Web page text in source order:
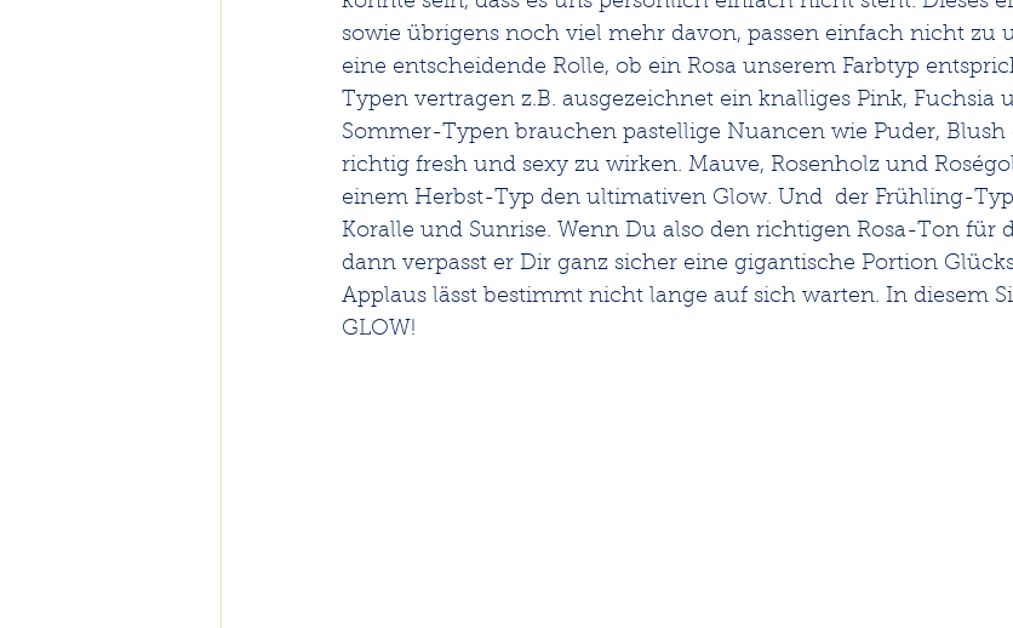
sowie übrigens noch viel mehr davon, passen einfach nicht zu
eine entscheidende Rolle, ob ein Rosa unserem Farbtyp
Typen vertragen z.B. ausgezeichnet ein knalliges Pink, Fuchsia
Sommer-Typen brauchen pastellige Nuancen wie Puder,
richtig fresh und sexy zu wirken. Mauve, Rosenholz und
einem Herbst-Typ den ultimativen Glow. Und  der Frühling-
Koralle und Sunrise. Wenn Du also den richtigen Rosa-Ton für
dann verpasst er Dir ganz sicher eine gigantische Portion
Applaus lässt bestimmt nicht lange auf sich warten. In diesem
GLOW!